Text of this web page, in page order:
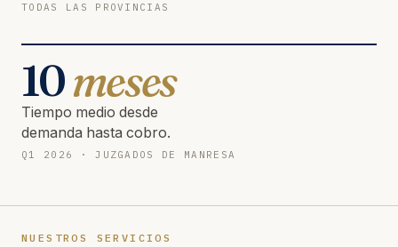
TODAS LAS PROVINCIAS
10meses
Tiempo medio desde
demanda hasta cobro.
Q1 2026 · JUZGADOS DE MANRESA
NUESTROS SERVICIOS